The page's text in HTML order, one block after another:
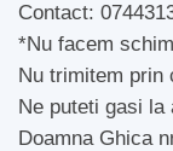
Contact:
*Nu facem
Nu trimitem prin
Ne puteti gasi la
Doamna Ghica